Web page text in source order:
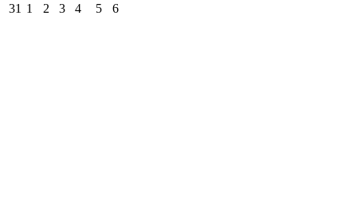
31 1 2 3 4 5 6